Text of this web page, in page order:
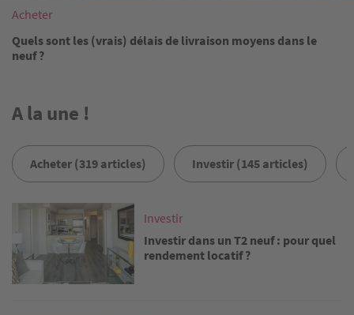
Acheter
Quels sont les (vrais) délais de livraison moyens dans le
neuf ?
A la une !
Acheter (319 articles) Investir (145 articles)
Investir
Investir dans un T2 neuf : pour quel
rendement locatif ?